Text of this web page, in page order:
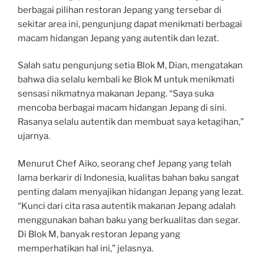
berbagai pilihan restoran Jepang yang tersebar di
sekitar area ini, pengunjung dapat menikmati berbagai
macam hidangan Jepang yang autentik dan lezat.
Salah satu pengunjung setia Blok M, Dian, mengatakan
bahwa dia selalu kembali ke Blok M untuk menikmati
sensasi nikmatnya makanan Jepang. “Saya suka
mencoba berbagai macam hidangan Jepang di sini.
Rasanya selalu autentik dan membuat saya ketagihan,”
ujarnya.
Menurut Chef Aiko, seorang chef Jepang yang telah
lama berkarir di Indonesia, kualitas bahan baku sangat
penting dalam menyajikan hidangan Jepang yang lezat.
“Kunci dari cita rasa autentik makanan Jepang adalah
menggunakan bahan baku yang berkualitas dan segar.
Di Blok M, banyak restoran Jepang yang
memperhatikan hal ini,” jelasnya.